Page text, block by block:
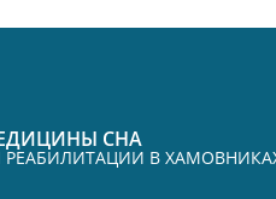
СНА
В